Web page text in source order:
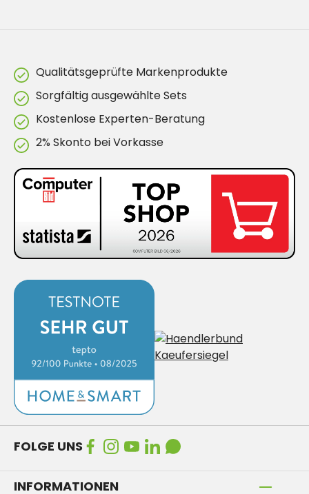
Qualitätsgeprüfte Markenprodukte
Sorgfältig ausgewählte Sets
Kostenlose Experten-Beratung
2% Skonto bei Vorkasse
FOLGE UNS
INFORMATIONEN